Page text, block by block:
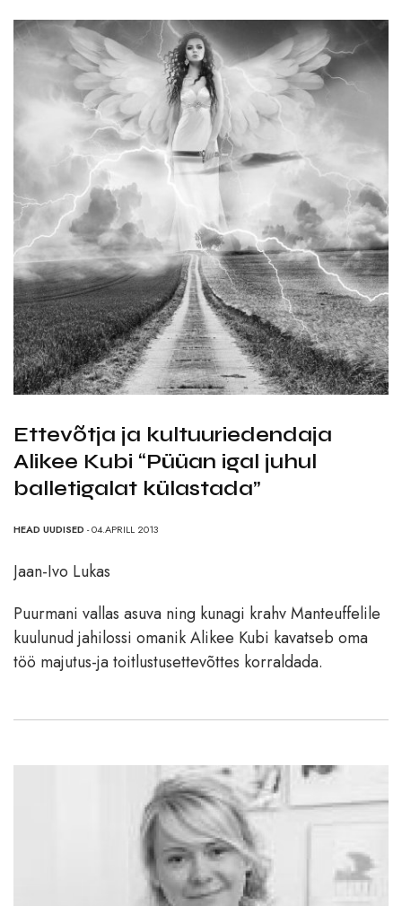
Ettevõtja ja kultuuriedendaja
Alikee Kubi “Püüan igal juhul
balletigalat külastada”
HEAD UUDISED - 04.APRILL 2013
Jaan-Ivo Lukas
Puurmani vallas asuva ning kunagi krahv Manteuffelile
kuulunud jahilossi omanik Alikee Kubi kavatseb oma
töö majutus-ja toitlustusettevõttes korraldada.